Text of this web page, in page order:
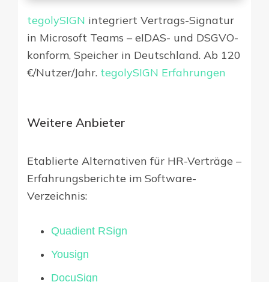
tegolySIGN integriert Vertrags-Signatur
in Microsoft Teams – eIDAS- und DSGVO-
konform, Speicher in Deutschland. Ab 120
€/Nutzer/Jahr. tegolySIGN Erfahrungen
Weitere Anbieter
Etablierte Alternativen für HR-Verträge –
Erfahrungsberichte im Software-
Verzeichnis:
Quadient RSign
Yousign
DocuSign